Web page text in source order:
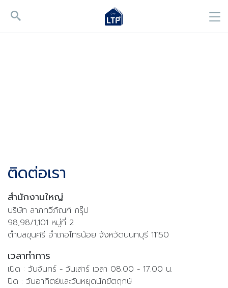
ติดต่อเรา
สำนักงานใหญ่
บริษัท ลาภทวีภัณฑ์ กรุ๊ป
98,98/1,101 หมู่ที่ 2
ตำบลขุนศรี อำเภอไทรน้อย จังหวัดนนทบุรี 11150
เวลาทำการ
เปิด : วันจันทร์ - วันเสาร์ เวลา 08.00 - 17.00 น.
ปิด : วันอาทิตย์และวันหยุดนักขัตฤกษ์